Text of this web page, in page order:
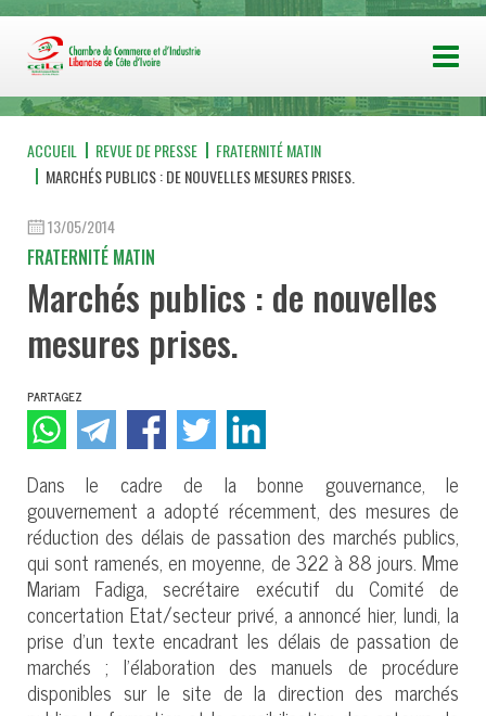
ACCUEIL REVUE DE PRESSE
FRATERNITÉ MATIN
MARCHÉS PUBLICS : DE NOUVELLES MESURES PRISES.
13/05/2014
FRATERNITÉ MATIN
Marchés publics : de nouvelles
mesures prises.
PARTAGEZ
Dans le cadre de la bonne gouvernance, le
gouvernement a adopté récemment, des mesures de
réduction des délais de passation des marchés publics,
qui sont ramenés, en moyenne, de 322 à 88 jours. Mme
Mariam Fadiga, secrétaire exécutif du Comité de
concertation Etat/secteur privé, a annoncé hier, lundi, la
prise d’un texte encadrant les délais de passation de
marchés ; l’élaboration des manuels de procédure
disponibles sur le site de la direction des marchés